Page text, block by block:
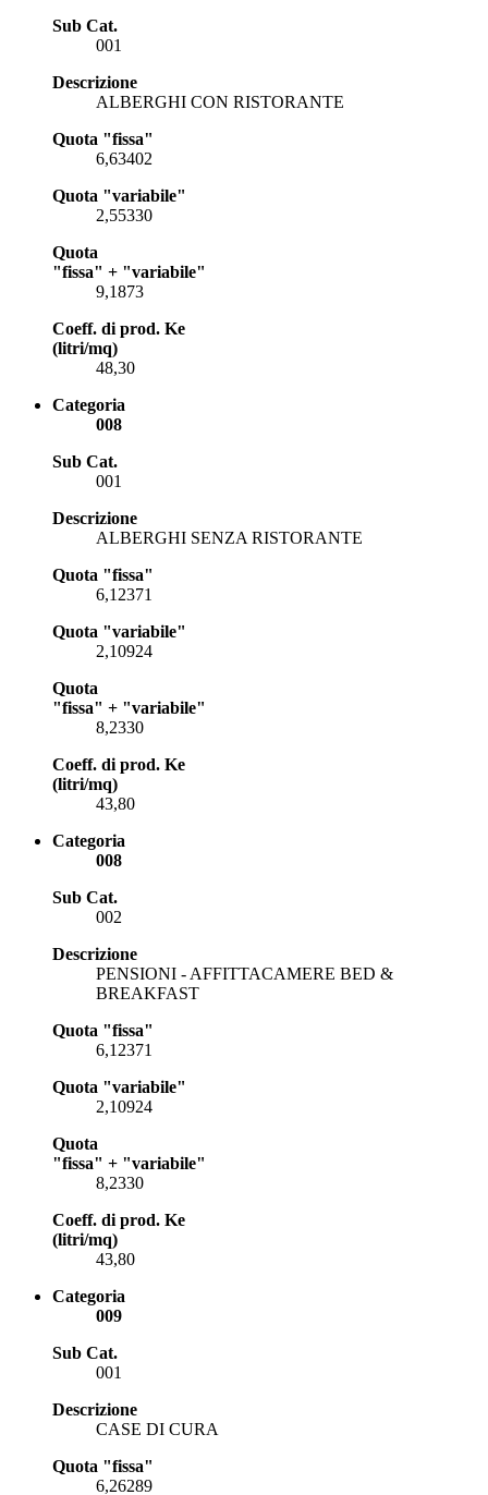
Sub Cat.
001
Descrizione
ALBERGHI CON RISTORANTE
Quota "fissa"
6,63402
Quota "variabile"
2,55330
Quota
"fissa" + "variabile"
9,1873
Coeff. di prod. Ke
(litri/mq)
48,30
Categoria
008
Sub Cat.
001
Descrizione
ALBERGHI SENZA RISTORANTE
Quota "fissa"
6,12371
Quota "variabile"
2,10924
Quota
"fissa" + "variabile"
8,2330
Coeff. di prod. Ke
(litri/mq)
43,80
Categoria
008
Sub Cat.
002
Descrizione
PENSIONI - AFFITTACAMERE BED &
BREAKFAST
Quota "fissa"
6,12371
Quota "variabile"
2,10924
Quota
"fissa" + "variabile"
8,2330
Coeff. di prod. Ke
(litri/mq)
43,80
Categoria
009
Sub Cat.
001
Descrizione
CASE DI CURA
Quota "fissa"
6,26289